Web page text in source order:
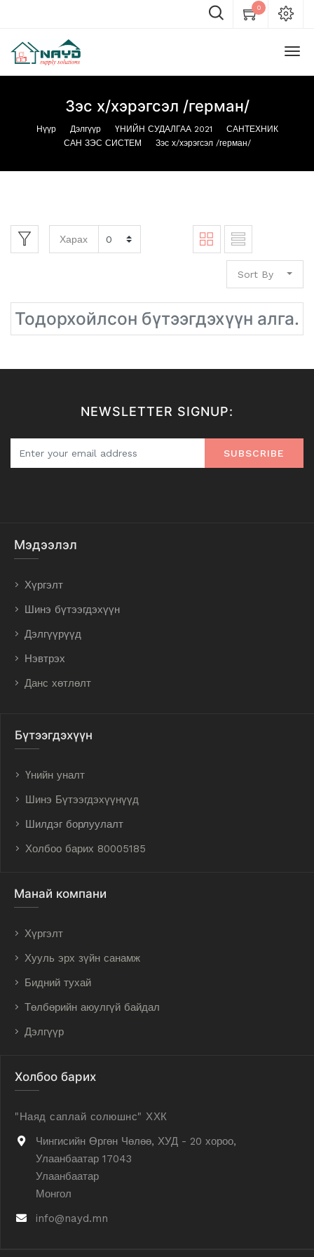
0
Зэс х/хэрэгсэл /герман/
Нүүр Дэлгүүр ҮНИЙН СУДАЛГАА 2021
САНТЕХНИК
САН ЗЭС СИСТЕМ
Зэс х/хэрэгсэл /герман/
Харах
Sort By
Тодорхойлсон бүтээгдэхүүн алга.
NEWSLETTER SIGNUP:
SUBSCRIBE
Мэдээлэл
Хүргэлт
Шинэ бүтээгдэхүүн
Дэлгүүрүүд
Нэвтрэх
Данс хөтлөлт
Бүтээгдэхүүн
Үнийн уналт
Шинэ Бүтээгдэхүүнүүд
Шилдэг борлуулалт
Холбоо барих 80005185
Манай компани
Хүргэлт
Хууль эрх зүйн санамж
Бидний тухай
Төлбөрийн аюулгүй байдал
Дэлгүүр
Холбоо барих
"Наяд саплай солюшнс" ХХК
Чингисийн Өргөн Чөлөө, ХУД - 20 хороо,
Улаанбаатар 17043
Улаанбаатар
Монгол
info@nayd.mn